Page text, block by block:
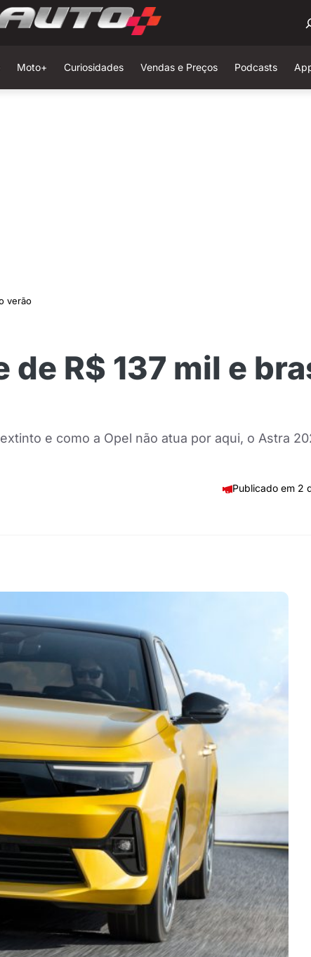
Moto+ Curiosidades Vendas e Preços Podcasts
verão
R$ 137 mil e
e como a Opel não atua por aqui, o Astra
2